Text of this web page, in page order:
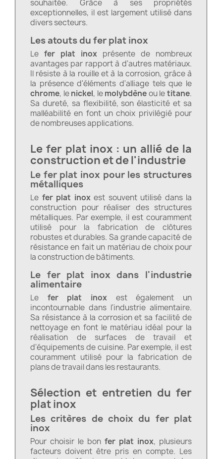
souhaitée. Grâce à ses propriétés
exceptionnelles, il est largement utilisé dans
divers secteurs.
Les atouts du fer plat inox
Le fer plat inox présente de nombreux
avantages par rapport à d'autres matériaux.
Il résiste à la rouille et à la corrosion, grâce à
la présence d'éléments d'alliage tels que le
chrome, lenickel, lemolybdèneou letitane.
Sa dureté, sa flexibilité, son élasticité et sa
malléabilité en font un choix privilégié pour
de nombreuses applications.
Le fer plat inox : un allié de la
construction et de l'industrie
Le fer plat inox pour les structures
métalliques
Le fer plat inoxest souvent utilisé dans la
construction pour réaliser des structures
métalliques. Par exemple, il est couramment
utilisé pour la fabrication de clôtures
robustes et durables. Sa grande capacité de
résistance en fait un matériau de choix pour
la construction de bâtiments.
Le fer plat inox dans l'industrie
alimentaire
Le fer plat inox est également un
incontournable dans l'industrie alimentaire.
Sa résistance à la corrosion et sa facilité de
nettoyage en font le matériau idéal pour la
réalisation de surfaces de travail et
d'équipements de cuisine. Par exemple, il est
couramment utilisé pour la fabrication de
plans de travail dans les restaurants.
Sélection et entretien du fer
plat inox
Les critères de choix du fer plat
inox
Pour choisir le bon fer plat inox, plusieurs
facteurs doivent être pris en compte. Les